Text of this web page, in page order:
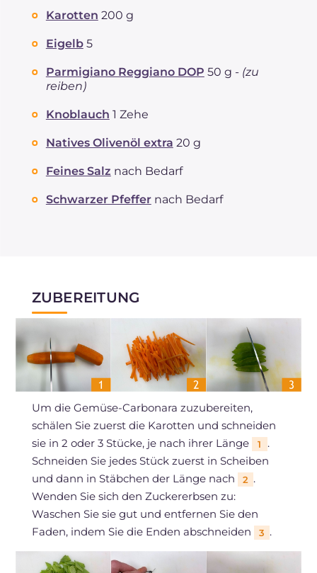
Karotten 200 g
Eigelb 5
Parmigiano Reggiano DOP 50 g - (zu
reiben)
Knoblauch 1 Zehe
Natives Olivenöl extra 20 g
Feines Salz nach Bedarf
Schwarzer Pfeffer nach Bedarf
ZUBEREITUNG
Um die Gemüse-Carbonara zuzubereiten,
schälen Sie zuerst die Karotten und schneiden
sie in 2 oder 3 Stücke, je nach ihrer Länge
1
.
Schneiden Sie jedes Stück zuerst in Scheiben
und dann in Stäbchen der Länge nach
2 .
Wenden Sie sich den Zuckererbsen zu:
Waschen Sie sie gut und entfernen Sie den
Faden, indem Sie die Enden abschneiden
3 .